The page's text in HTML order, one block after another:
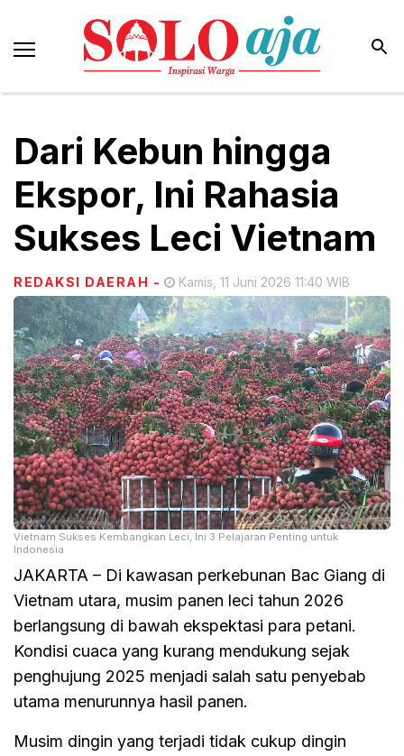
Dari Kebun hingga
Ekspor, Ini Rahasia
Sukses Leci Vietnam
REDAKSI DAERAH - Kamis, 11 Juni 2026 11:40 WIB
Vietnam Sukses Kembangkan Leci, Ini 3 Pelajaran Penting untuk
Indonesia
JAKARTA – Di kawasan perkebunan Bac Giang di
Vietnam utara, musim panen leci tahun 2026
berlangsung di bawah ekspektasi para petani.
Kondisi cuaca yang kurang mendukung sejak
penghujung 2025 menjadi salah satu penyebab
utama menurunnya hasil panen.
Musim dingin yang terjadi tidak cukup dingin